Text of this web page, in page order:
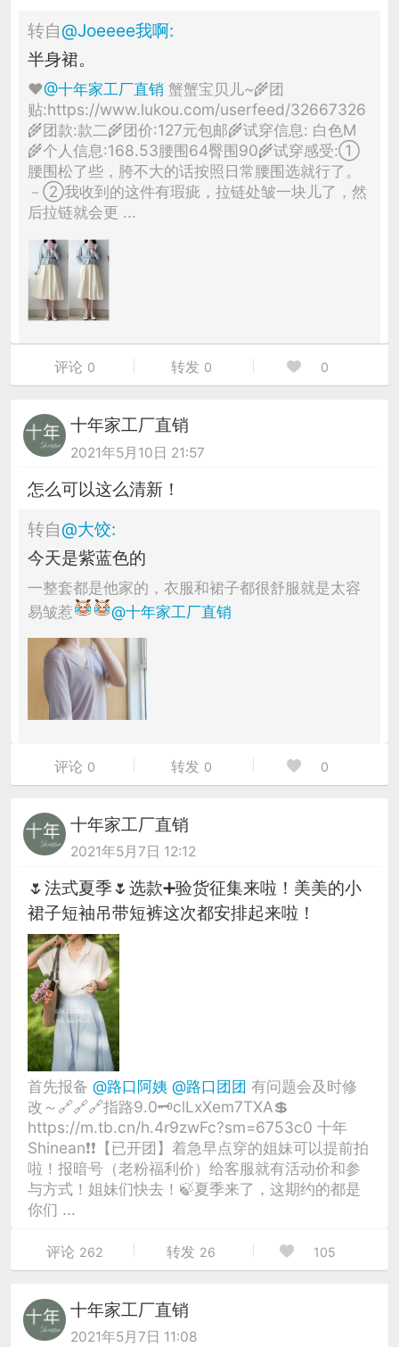
转自@Joeeee我啊:
半身裙。
♥@十年家工厂直销 蟹蟹宝贝儿~🌾团
贴:https://www.lukou.com/userfeed/32667326
🌾团款:款二🌾团价:127元包邮🌾试穿信息: 白色M
🌾个人信息:168.53腰围64臀围90🌾试穿感受:①
腰围松了些，胯不大的话按照日常腰围选就行了。
－②我收到的这件有瑕疵，拉链处皱一块儿了，然
后拉链就会更 ...
评论 0 转发 0 0
十年家工厂直销
2021年5月10日 21:57
怎么可以这么清新！
转自@大饺:
今天是紫蓝色的
一整套都是他家的，衣服和裙子都很舒服就是太容
易皱惹
@十年家工厂直销
评论 0 转发 0 0
十年家工厂直销
2021年5月7日 12:12
🌷法式夏季🌷选款➕验货征集来啦！美美的小
裙子短袖吊带短裤这次都安排起来啦！
首先报备@路口阿姨 @路口团团 有问题会及时修
改～🔗🔗🔗指路9.0🗝clLxXem7TXA💲
https://m.tb.cn/h.4r9zwFc?sm=6753c0 十年
Shinean❗❗【已开团】着急早点穿的姐妹可以提前拍
啦！报暗号（老粉福利价）给客服就有活动价和参
与方式！姐妹们快去！🍃夏季来了，这期约的都是
你们 ...
评论 262 转发 26 105
十年家工厂直销
2021年5月7日 11:08